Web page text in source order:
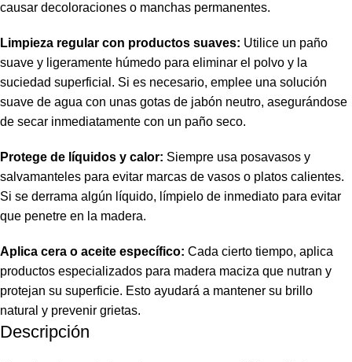
causar decoloraciones o manchas permanentes.
Limpieza regular con productos suaves: Utilice un paño
suave y ligeramente húmedo para eliminar el polvo y la
suciedad superficial. Si es necesario, emplee una solución
suave de agua con unas gotas de jabón neutro, asegurándose
de secar inmediatamente con un paño seco.
Protege de líquidos y calor: Siempre usa posavasos y
salvamanteles para evitar marcas de vasos o platos calientes.
Si se derrama algún líquido, límpielo de inmediato para evitar
que penetre en la madera.
Aplica cera o aceite específico: Cada cierto tiempo, aplica
productos especializados para madera maciza que nutran y
protejan su superficie. Esto ayudará a mantener su brillo
natural y prevenir grietas.
Descripción